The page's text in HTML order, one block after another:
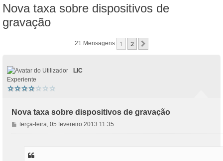
Nova taxa sobre dispositivos de
gravação
21 Mensagens 1 2
LIC
Experiente
Nova taxa sobre dispositivos de gravação
M
e
terça-feira, 05 fevereiro 2013 11:35